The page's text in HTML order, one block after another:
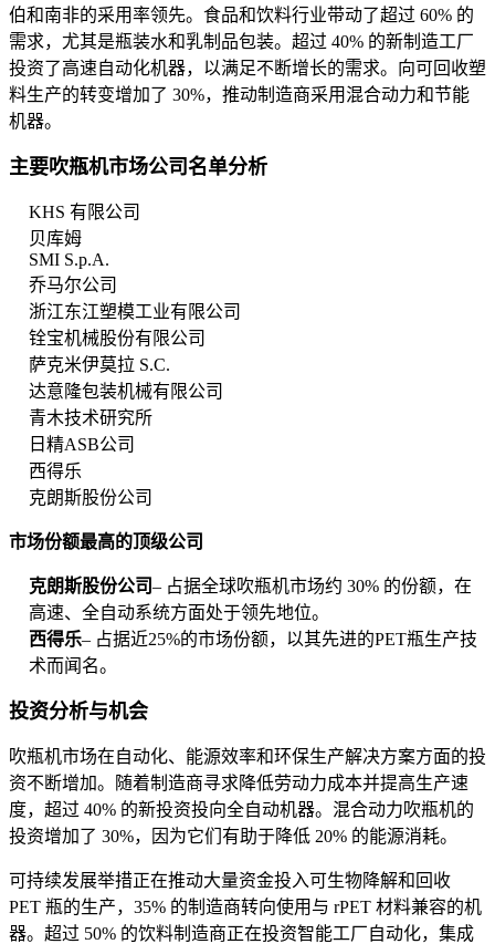
伯和南非的采用率领先。食品和饮料行业带动了超过 60% 的
需求，尤其是瓶装水和乳制品包装。超过 40% 的新制造工厂
投资了高速自动化机器，以满足不断增长的需求。向可回收塑
料生产的转变增加了 30%，推动制造商采用混合动力和节能
机器。
主要吹瓶机市场公司名单分析
KHS 有限公司
贝库姆
SMI S.p.A.
乔马尔公司
浙江东江塑模工业有限公司
铨宝机械股份有限公司
萨克米伊莫拉 S.C.
达意隆包装机械有限公司
青木技术研究所
日精ASB公司
西得乐
克朗斯股份公司
市场份额最高的顶级公司
克朗斯股份公司– 占据全球吹瓶机市场约 30% 的份额，在
高速、全自动系统方面处于领先地位。
西得乐– 占据近25%的市场份额，以其先进的PET瓶生产技
术而闻名。
投资分析与机会
吹瓶机市场在自动化、能源效率和环保生产解决方案方面的投
资不断增加。随着制造商寻求降低劳动力成本并提高生产速
度，超过 40% 的新投资投向全自动机器。混合动力吹瓶机的
投资增加了 30%，因为它们有助于降低 20% 的能源消耗。
可持续发展举措正在推动大量资金投入可生物降解和回收
PET 瓶的生产，35% 的制造商转向使用与 rPET 材料兼容的机
器。超过 50% 的饮料制造商正在投资智能工厂自动化，集成